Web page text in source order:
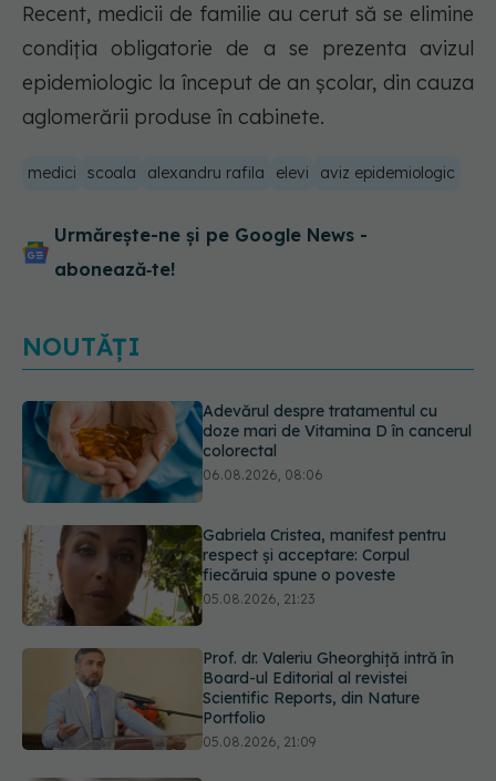
Recent, medicii de familie au cerut să se elimine
condiția obligatorie de a se prezenta avizul
epidemiologic la început de an școlar, din cauza
aglomerării produse în cabinete.
medici scoala alexandru rafila elevi aviz epidemiologic
Urmărește-ne și pe Google News -
abonează‑te!
NOUTĂȚI
Gabriela Cristea, manifest pentru
respect și acceptare: Corpul
Prof. dr. Valeriu Gheorghiță intră în
Board-ul Editorial al revistei
Scientific Reports, din Nature
Portfolio
Testul de 10 minute care poate
arăta dacă ai nevoie de statine,
chiar dacă ai colesterolul normal
05.08.2026, 19:42